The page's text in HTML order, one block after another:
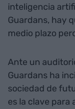
inteligencia
Guardans, hay
medio plazo
Ante un
Guardans ha
sociedad de
es la clave para